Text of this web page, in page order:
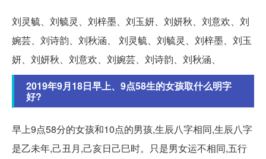
刘灵毓、刘毓灵、刘梓墨、刘玉妍、刘妍秋、刘意欢、刘
婉芸、刘诗韵、刘秋涵、 刘灵毓、刘毓灵、刘梓墨、刘玉
妍、刘妍秋、刘意欢、刘婉芸、刘诗韵、刘秋涵、
2019年9月18日早上、9点58生的女孩取什么明字
好?
早上9点58分的女孩和10点的男孩,生辰八字相同,生辰八字
是乙未年,己丑月,己亥日己巳时。只是男女运不相同,五行